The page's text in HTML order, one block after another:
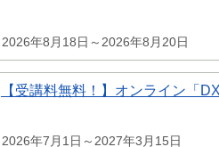
2026年8月18日～2026年8月20日
【受講料無料！】オンライン「
2026年7月1日～2027年3月15日